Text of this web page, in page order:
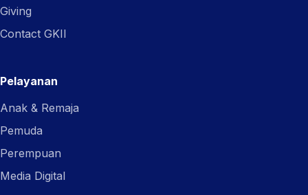
Giving
Contact GKII
Pelayanan
Anak & Remaja
Pemuda
Perempuan
Media Digital